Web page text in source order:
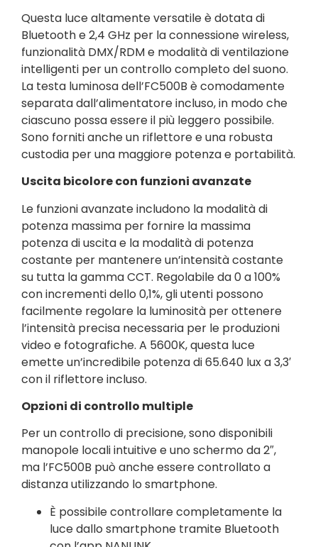
Questa luce altamente versatile è dotata di
Bluetooth e 2,4 GHz per la connessione wireless,
funzionalità DMX/RDM e modalità di ventilazione
intelligenti per un controllo completo del suono.
La testa luminosa dell’FC500B è comodamente
separata dall’alimentatore incluso, in modo che
ciascuno possa essere il più leggero possibile.
Sono forniti anche un riflettore e una robusta
custodia per una maggiore potenza e portabilità.
Uscita bicolore con funzioni avanzate
Le funzioni avanzate includono la modalità di
potenza massima per fornire la massima
potenza di uscita e la modalità di potenza
costante per mantenere un’intensità costante
su tutta la gamma CCT. Regolabile da 0 a 100%
con incrementi dello 0,1%, gli utenti possono
facilmente regolare la luminosità per ottenere
l’intensità precisa necessaria per le produzioni
video e fotografiche. A 5600K, questa luce
emette un’incredibile potenza di 65.640 lux a 3,3′
con il riflettore incluso.
Opzioni di controllo multiple
Per un controllo di precisione, sono disponibili
manopole locali intuitive e uno schermo da 2″,
ma l’FC500B può anche essere controllato a
distanza utilizzando lo smartphone.
È possibile controllare completamente la
luce dallo smartphone tramite Bluetooth